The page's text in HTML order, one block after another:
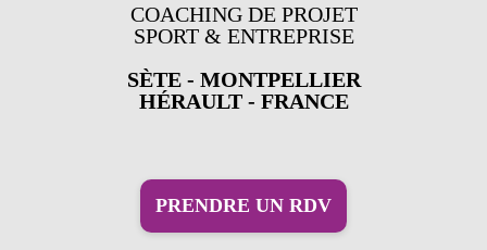
COACHING DE PROJET
SPORT & ENTREPRISE
SÈTE - MONTPELLIER
HÉRAULT - FRANCE
PRENDRE UN RDV